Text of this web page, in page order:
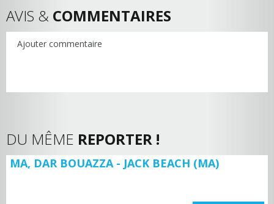
AVIS & COMMENTAIRES
Ajouter commentaire
DU MÊME REPORTER !
MA, DAR BOUAZZA - JACK BEACH (MA)